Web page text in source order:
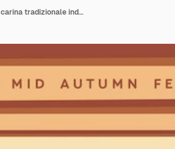
Felice poster del festival di metà autunno con ragazza carina tradizionale indossa hanbok e mooncake